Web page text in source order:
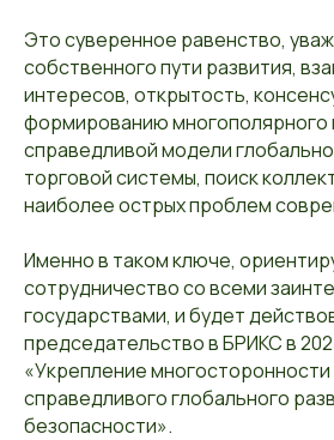
Это суверенное равенство,
собственного пути развития,
интересов, открытость,
формированию многополярного
справедливой модели
торговой системы, поиск
наиболее острых проблем
Именно в таком ключе,
сотрудничество со всеми
государствами, и будет
председательство в БРИКС в
«Укрепление многосторонности
справедливого глобального
безопасности».